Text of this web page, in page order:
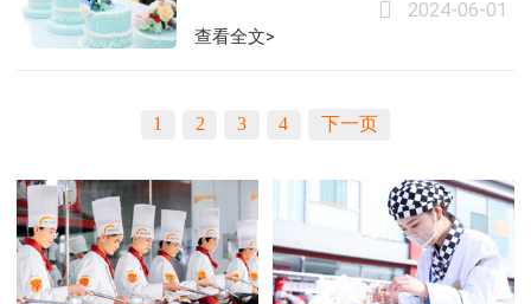
粉、糖为主要原料，具有浓厚的鸡蛋
香味，质地松软。特点：因结构多孔
保存1天，最好低温冷藏。戚风蛋糕
化的甜点，早已成为全球各地人们喜
爱的美食之一。无论是生日、庆典、
蜜。那么，蛋糕究竟有多少种类呢？
接下来，让我们一起探索这个甜蜜的
绵蛋糕（Sponge Cake）：这是一种利
用鸡蛋打进空气，经过烘焙使空气受
热膨胀而把蛋糕撑大的蛋糕。它质地
柔软，口感扎实不粗糙，稍微偏甜，
是市面
2024-06-01
查看全文>
1 2 3 4 下一页